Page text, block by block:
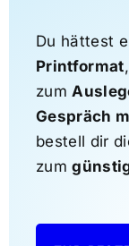
Du hättest
Printformat
zum
Gespräch
bestell dir
zum